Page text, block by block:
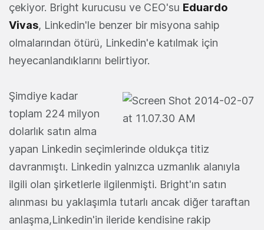
çekiyor. Bright kurucusu ve CEO'su Eduardo
Vivas, Linkedin'le benzer bir misyona sahip
olmalarından ötürü, Linkedin'e katılmak için
heyecanlandıklarını belirtiyor.
Şimdiye kadar
toplam 224 milyon
dolarlık satın alma
yapan Linkedin seçimlerinde oldukça titiz
davranmıştı. Linkedin yalnızca uzmanlık alanıyla
ilgili olan şirketlerle ilgilenmişti. Bright'ın satın
alınması bu yaklaşımla tutarlı ancak diğer taraftan
anlaşma,Linkedin'in ileride kendisine rakip